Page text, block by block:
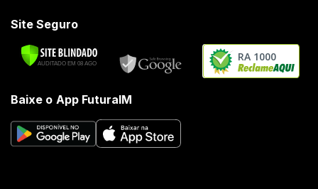
Site Seguro
RA 1000
Baixe o App FuturaIM